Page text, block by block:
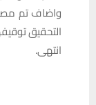
واضاف تم
التحقيق
انتهى.